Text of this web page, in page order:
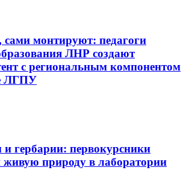
монтируют: педагоги
ЛНР создают
с региональным компонентом
ЛГПУ​
гербарии: первокурсники
природу в лаборатории